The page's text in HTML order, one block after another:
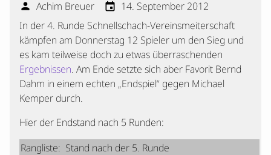
Ranglisten
Termine
Verschiedenes
Kontakt
person Achim Breuer event 14. September 2012
In der 4. Runde Schnellschach-Vereinsmeiterschaft
kämpfen am Donnerstag 12 Spieler um den Sieg und
es kam teilweise doch zu etwas überraschenden
Ergebnissen. Am Ende setzte sich aber Favorit Bernd
Dahm in einem echten „Endspiel“ gegen Michael
Kemper durch.
Hier der Endstand nach 5 Runden:
Rangliste: Stand nach der 5. Runde